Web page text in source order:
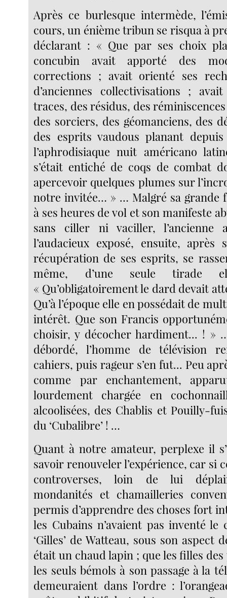
Après ce burlesque intermède,
cours, un énième tribun se risqua à
déclarant : « Que par ses choix
concubin avait apporté des
corrections ; avait orienté ses
d’anciennes collectivisations ;
traces, des résidus, des
des sorciers, des géomanciens, des
des esprits vaudous planant
l’aphrodisiaque nuit américano
s’était entiché de coqs de combat
apercevoir quelques plumes sur
notre invitée… » … Malgré sa grande
à ses heures de vol et son manifeste
sans ciller ni vaciller, l’ancienne
l’audacieux exposé, ensuite,
récupération de ses esprits, se
même, d’une seule tirade
« Qu’obligatoirement le dard devait
Qu’à l’époque elle en possédait de
intérêt. Que son Francis
choisir, y décocher hardiment... ! »
débordé, l’homme de télévision
cahiers, puis rageur s’en fut... Peu
comme par enchantement,
lourdement chargée en
alcoolisées, des Chablis et Pouilly-
du ‘Cubalibre’ ! …
Quant à notre amateur, perplexe il
savoir renouveler l’expérience, car si
controverses, loin de lui
mondanités et chamailleries
permis d’apprendre des choses fort
les Cubains n’avaient pas inventé le
‘Gilles’ de Watteau, sous son aspect
était un chaud lapin ; que les filles
les seuls bémols à son passage à la
demeuraient dans l’ordre :